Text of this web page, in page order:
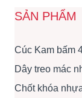
SẢN PHẨM
Cúc Kam bấm
Dây treo mác
Chốt khóa